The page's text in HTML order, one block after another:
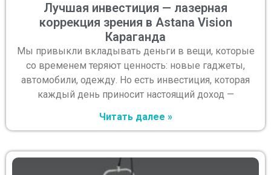
Лучшая инвестиция — лазерная
коррекция зрения в Astana Vision
Караганда
Мы привыкли вкладывать деньги в вещи, которые
со временем теряют ценность: новые гаджеты,
автомобили, одежду. Но есть инвестиция, которая
каждый день приносит настоящий доход —
Читать далее »